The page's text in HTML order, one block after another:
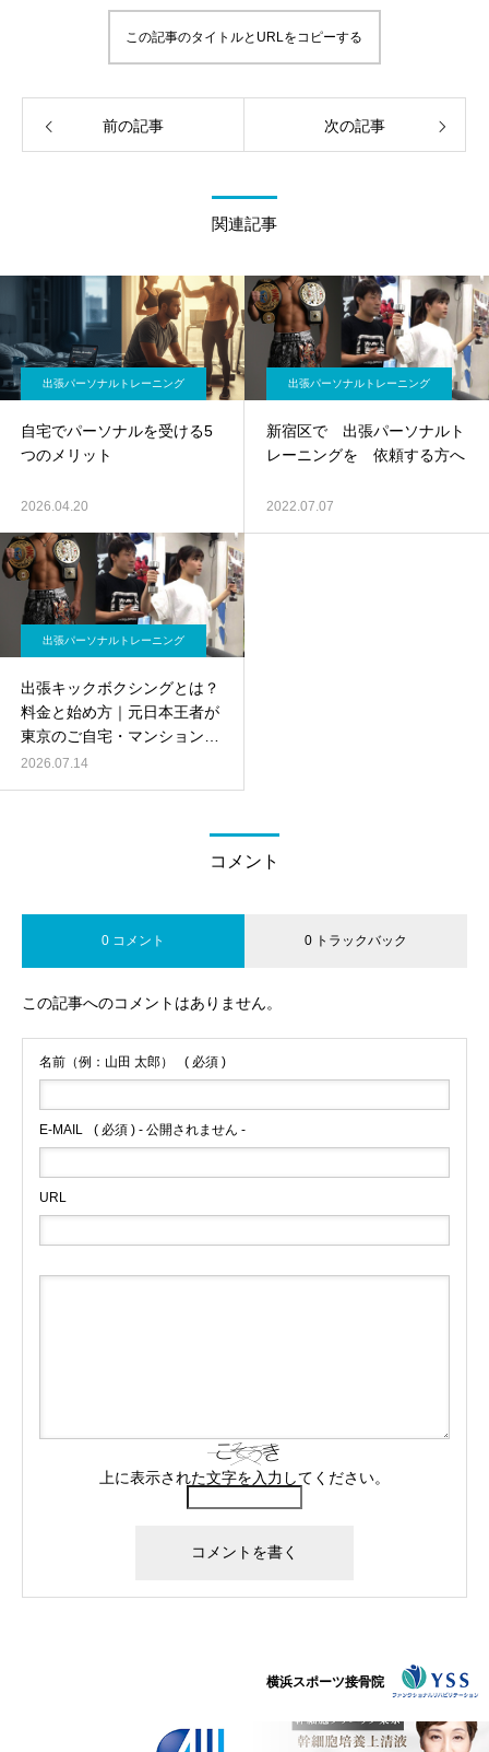
この記事のタイトルとURLをコピーする
前の記事 次の記事
関連記事
出張パーソナルトレーニング
自宅でパーソナルを受ける5
つのメリット
2026.04.20
出張パーソナルトレーニング
新宿区で 出張パーソナルト
レーニングを 依頼する方へ
2022.07.07
出張パーソナルトレーニング
出張キックボクシングとは？
料金と始め方｜元日本王者が
東京のご自宅・マンションジ
ムに伺います
2026.07.14
コメント
0 コメント 0 トラックバック
この記事へのコメントはありません。
名前（例：山田 太郎） ( 必須 )
E-MAIL ( 必須 ) - 公開されません -
URL
上に表示された文字を入力してください。
横浜スポーツ接骨院